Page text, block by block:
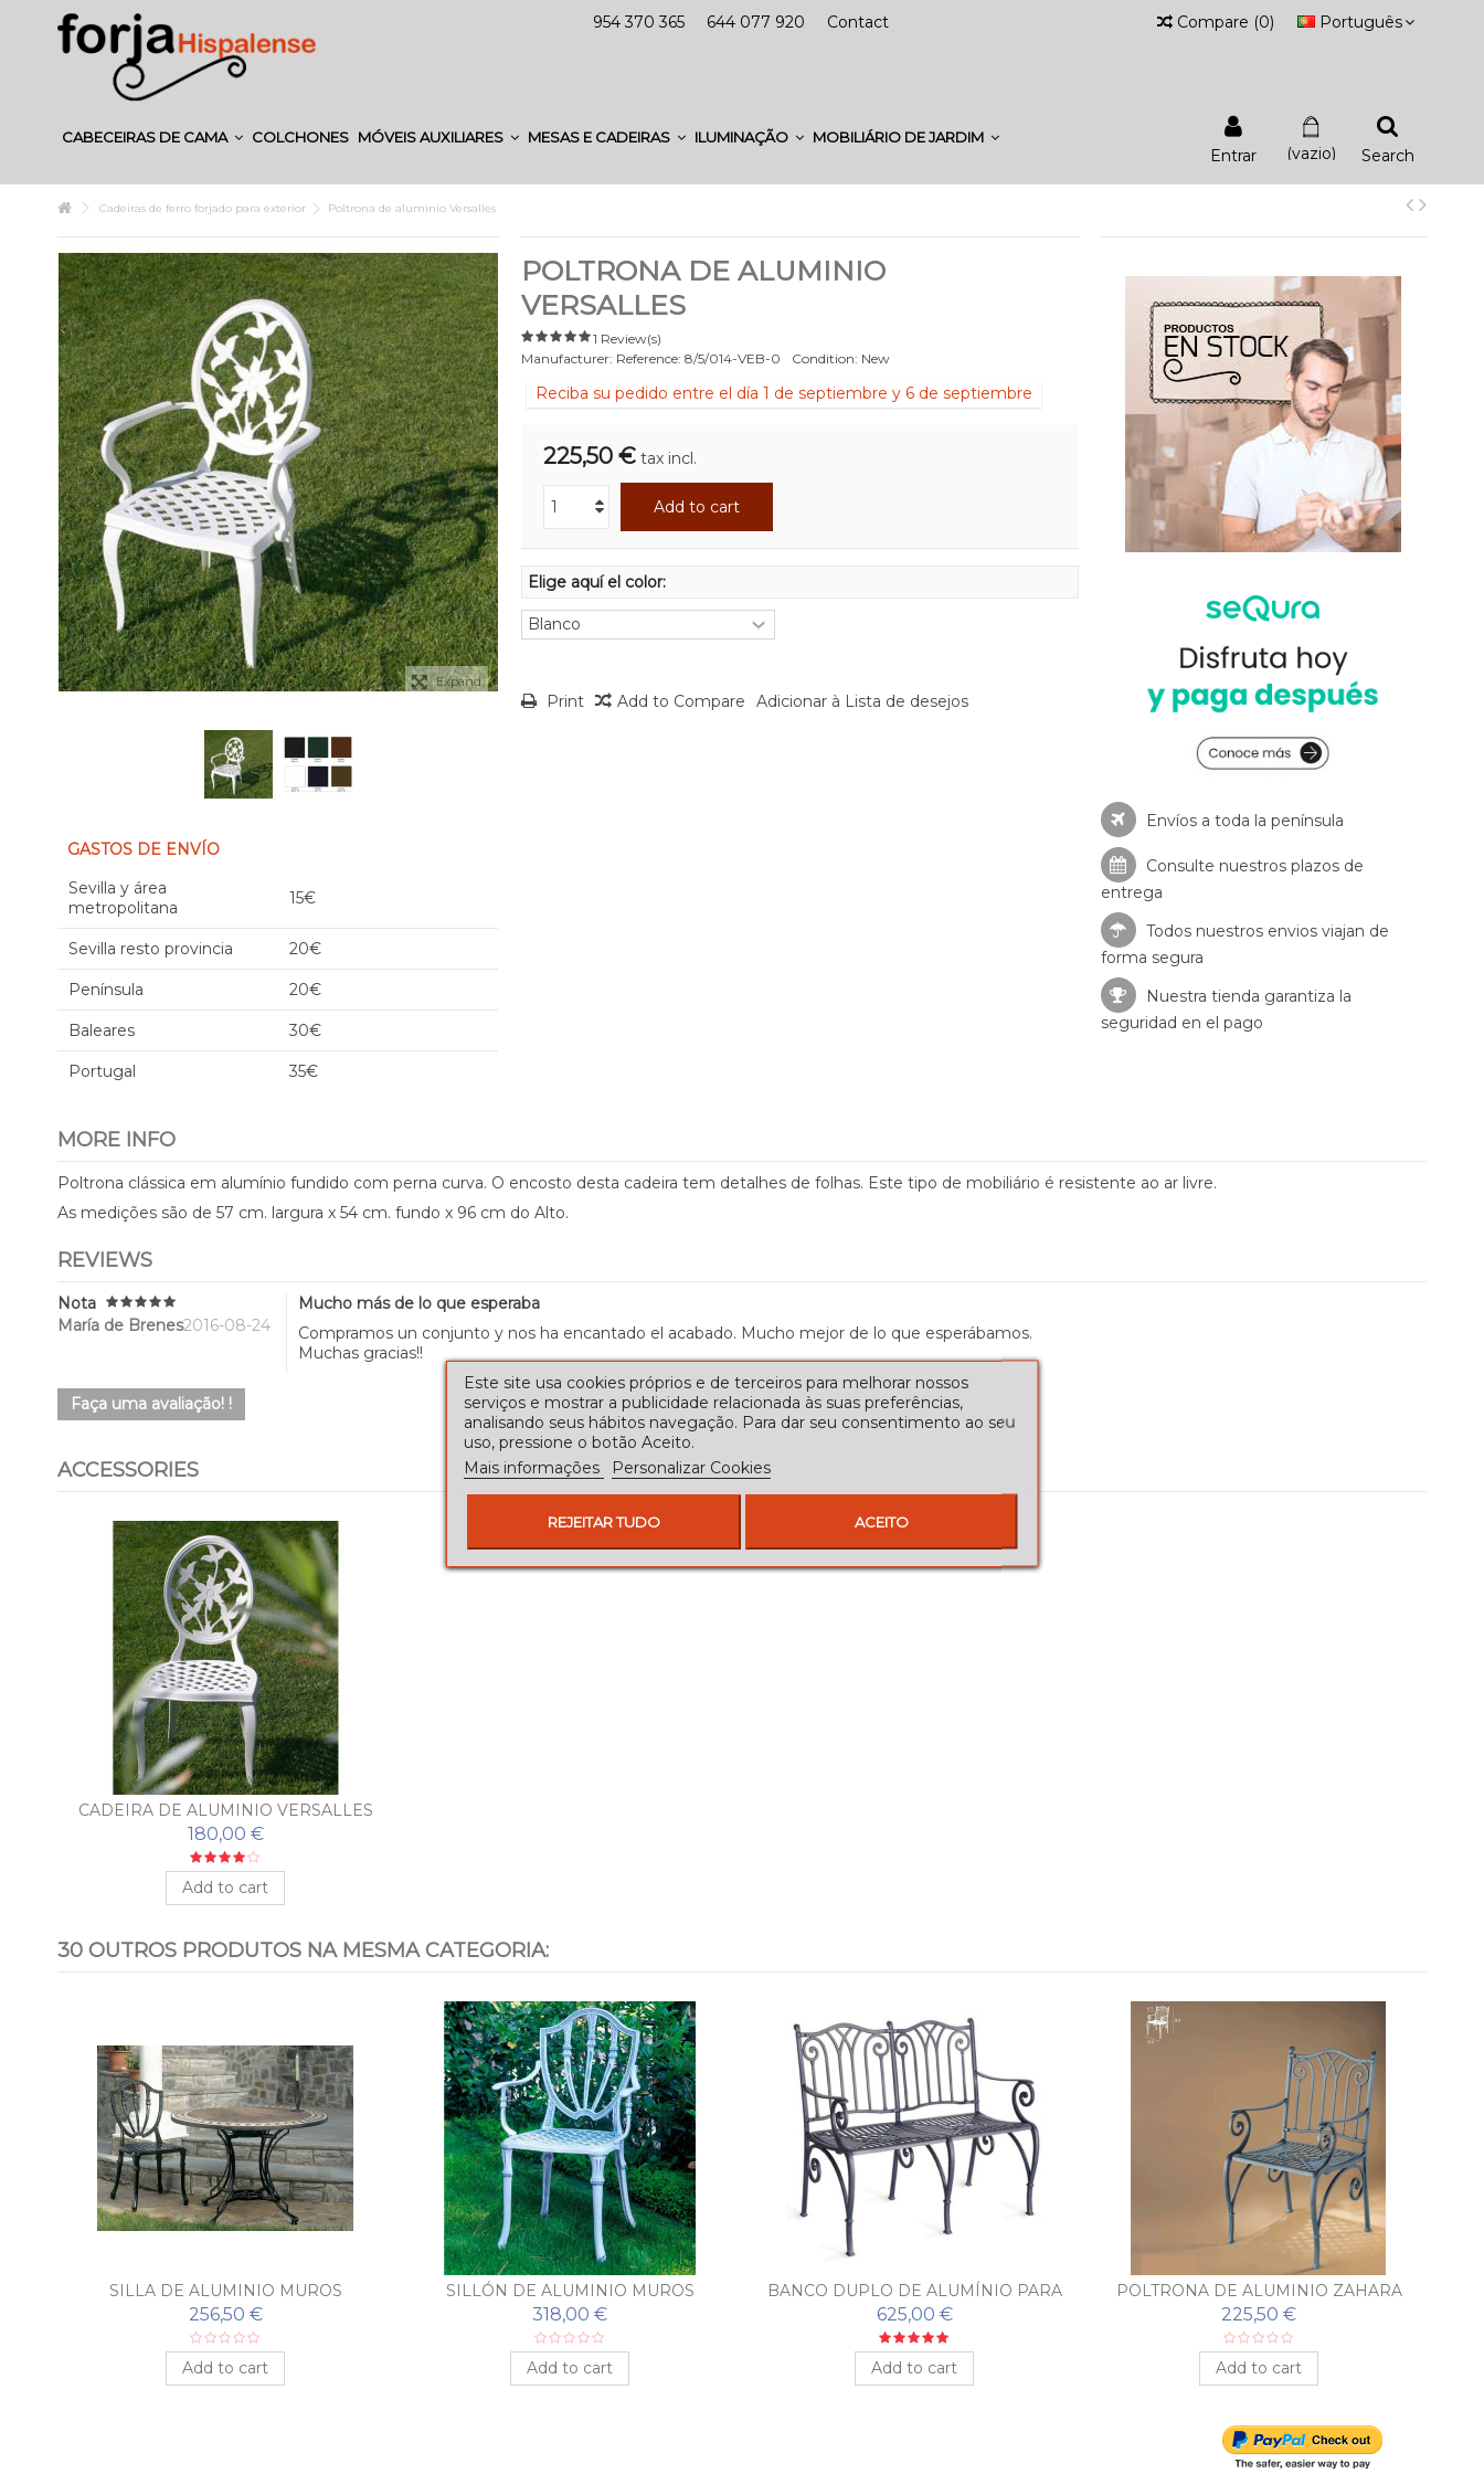
954 370 365 644 077 920 Contact Português
Compare (0)
CABECEIRAS DE CAMA COLCHONES MÓVEIS AUXILIARES MESAS E CADEIRAS ILUMINAÇÃO MOBILIÁRIO DE JARDIM
Search
(vazio)
Entrar
Cadeiras de ferro forjado para exterior Poltrona de aluminio Versalles
Expand
GASTOS DE ENVÍO
Sevilla y área
metropolitana
15€
Sevilla resto provincia 20€
Península 20€
Baleares 30€
Portugal 35€
POLTRONA DE ALUMINIO
VERSALLES
1 Review(s)
Manufacturer: Reference: 8/5/014-VEB-0 Condition: New
Reciba su pedido entre el día 1 de septiembre y 6 de septiembre
225,50 € tax incl.
Add to cart
Elige aquí el color:
Print Add to Compare Adicionar à Lista de desejos
Envíos a toda la península
Consulte nuestros plazos de
entrega
Todos nuestros envios viajan de
forma segura
Nuestra tienda garantiza la
seguridad en el pago
MORE INFO
Poltrona clássica em alumínio fundido com perna curva. O encosto desta cadeira tem detalhes de folhas. Este tipo de mobiliário é resistente ao ar livre.
As medições são de 57 cm. largura x 54 cm. fundo x 96 cm do Alto.
REVIEWS
Nota
María de Brenes2016-08-24
Mucho más de lo que esperaba
Compramos un conjunto y nos ha encantado el acabado. Mucho mejor de lo que esperábamos.
Muchas gracias!!
Faça uma avaliação! !
ACCESSORIES
CADEIRA DE ALUMINIO VERSALLES
180,00 €
Add to cart
30 OUTROS PRODUTOS NA MESMA CATEGORIA:
SILLA DE ALUMINIO MUROS
256,50 €
Add to cart
SILLÓN DE ALUMINIO MUROS
318,00 €
Add to cart
BANCO DUPLO DE ALUMÍNIO PARA
EXTERIOR ZAHARA
625,00 €
Add to cart
POLTRONA DE ALUMINIO ZAHARA
225,50 €
Add to cart
Este site usa cookies próprios e de terceiros para melhorar nossos
serviços e mostrar a publicidade relacionada às suas preferências,
analisando seus hábitos navegação. Para dar seu consentimento ao seu
uso, pressione o botão Aceito.
Mais informações
Personalizar Cookies
REJEITAR TUDO ACEITO